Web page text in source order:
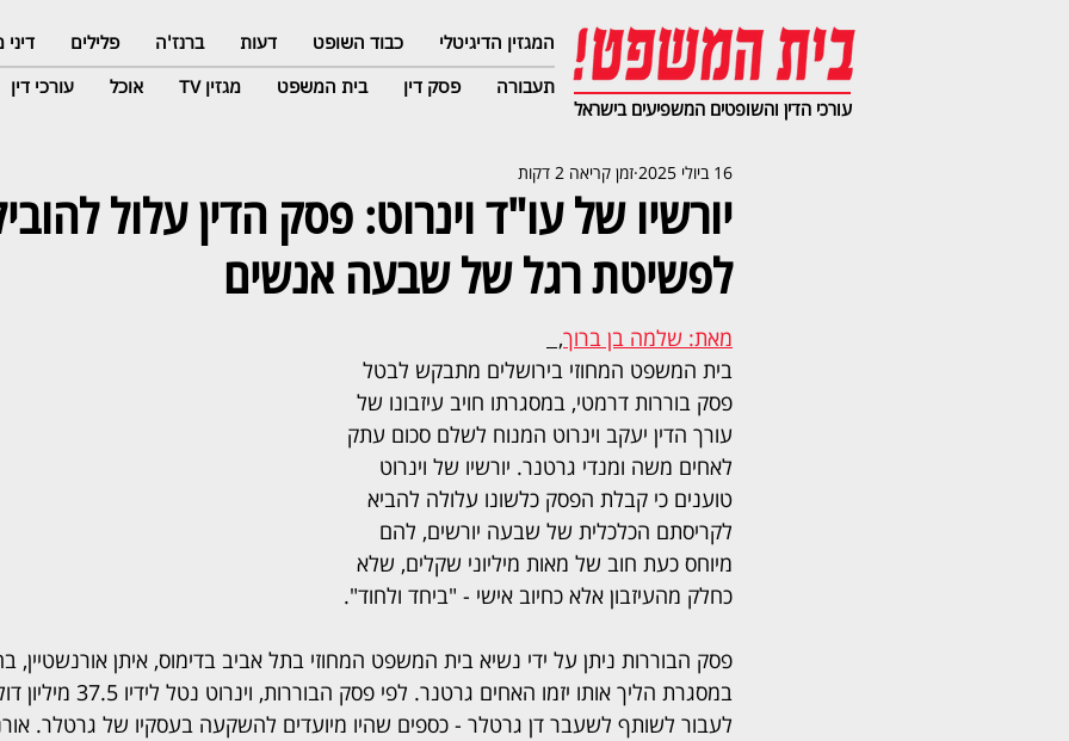
המגזין הדיגיטלי כבוד השופט דעות ברנז'ה פלילים
תעבורה
פסק דין בית המשפט מגזין TV אוכל עורכי דין
עורכי הדין והשופטים המשפיעים בישראל
יורשיו של עו"ד וינרוט: פסק הדין עלול
לפשיטת רגל של שבעה אנשים
16 ביולי 2025 זמן קריאה 2 דקות
מאת: שלמה בן ברוך,
בית המשפט המחוזי בירושלים מתבקש לבטל
פסק בוררות דרמטי, במסגרתו חויב עיזבונו של
עורך הדין יעקב וינרוט המנוח לשלם סכום עתק
לאחים משה ומנדי גרטנר. יורשיו של וינרוט
טוענים כי קבלת הפסק כלשונו עלולה להביא
לקריסתם הכלכלית של שבעה יורשים, להם
מיוחס כעת חוב של מאות מיליוני שקלים, שלא
כחלק מהעיזבון אלא כחיוב אישי - "ביחד ולחוד".
פסק הבוררות ניתן על ידי נשיא בית המשפט המחוזי בתל אביב בדימוס, איתן אורנשטיין,
במסגרת הליך אותו יזמו האחים
לעבור לשותף לשעבר דן גרטלר - כספים שהיו מיועדים להשקעה בעסקיו של גרטלר.